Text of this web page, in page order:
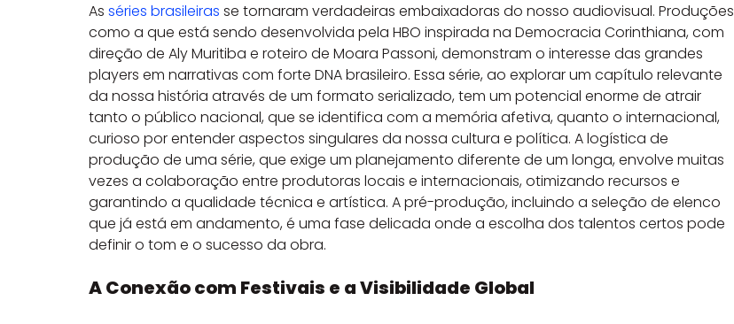
As séries brasileiras se tornaram verdadeiras embaixadoras do nosso audiovisual. Produções
como a que está sendo desenvolvida pela HBO inspirada na Democracia Corinthiana, com
direção de Aly Muritiba e roteiro de Moara Passoni, demonstram o interesse das grandes
players em narrativas com forte DNA brasileiro. Essa série, ao explorar um capítulo relevante
da nossa história através de um formato serializado, tem um potencial enorme de atrair
tanto o público nacional, que se identifica com a memória afetiva, quanto o internacional,
curioso por entender aspectos singulares da nossa cultura e política. A logística de
produção de uma série, que exige um planejamento diferente de um longa, envolve muitas
vezes a colaboração entre produtoras locais e internacionais, otimizando recursos e
garantindo a qualidade técnica e artística. A pré-produção, incluindo a seleção de elenco
que já está em andamento, é uma fase delicada onde a escolha dos talentos certos pode
definir o tom e o sucesso da obra.
A Conexão com Festivais e a Visibilidade Global